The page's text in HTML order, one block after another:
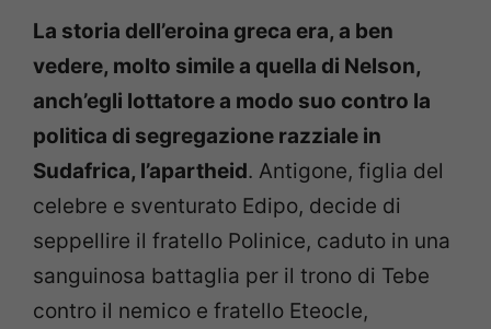
La storia dell’eroina greca era, a ben
vedere, molto simile a quella di Nelson,
anch’egli lottatore a modo suo contro la
politica di segregazione razziale in
Sudafrica, l’apartheid. Antigone, figlia del
celebre e sventurato Edipo, decide di
seppellire il fratello Polinice, caduto in una
sanguinosa battaglia per il trono di Tebe
contro il nemico e fratello Eteocle,